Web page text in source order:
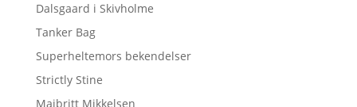
Dalsgaard i Skivholme
Tanker Bag
Superheltemors bekendelser
Strictly Stine
Majbritt Mikkelsen